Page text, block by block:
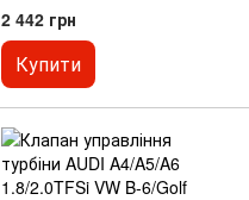
2 442 грн
Купити